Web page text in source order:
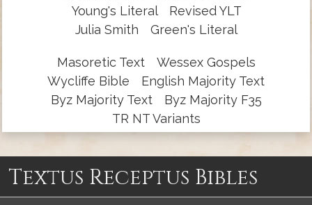
Young's Literal
Revised YLT
Julia Smith
Green's Literal
Masoretic Text
Wessex Gospels
Wycliffe Bible
English Majority Text
Byz Majority Text
Byz Majority F35
TR NT Variants
Textus Receptus Bibles